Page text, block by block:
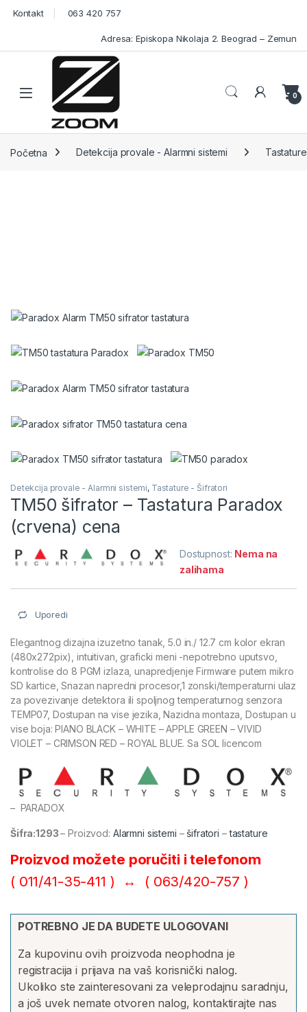
Skip to navigation
Skip to content
Kontakt 063 420 757
Adresa: Episkopa Nikolaja 2. Beograd – Zemun
Open 0
Početna Detekcija provale - Alarmni sistemi
Detekcija provale - Alarmni sistemi, Tastature - Šifratori
TM50 šifrator – Tastatura Paradox
(crvena) cena
Dostupnost: Nema na
zalihama
Uporedi
Elegantnog dizajna izuzetno tanak, 5.0 in./ 12.7 cm kolor ekran
(480x272pix), intuitivan, graficki meni -nepotrebno uputsvo,
kontrolise do 8 PGM izlaza, unapredjenje Firmware putem mikro
SD kartice, Snazan napredni procesor,1 zonski/temperaturni ulaz
za povezivanje detektora ili spoljnog temperaturnog senzora
TEMP07, Dostupan na vise jezika, Nazidna montaza, Dostupan u
vise boja: PIANO BLACK – WHITE – APPLE GREEN – VIVID
VIOLET – CRIMSON RED – ROYAL BLUE. Sa SOL licencom
– PARADOX
Šifra:1293– Proizvod: Alarmni sistemi – šifratori –tastature
Proizvod možete poručiti i telefonom
( 011/41-35-411 ) ↔ ( 063/420-757 )
POTREBNO JE DA BUDETE ULOGOVANI
Za kupovinu ovih proizvoda neophodna je
registracija i prijava na vaš korisnički nalog.
Ukoliko ste zainteresovani za veleprodajnu saradnju,
a još uvek nemate otvoren nalog, kontaktirajte nas